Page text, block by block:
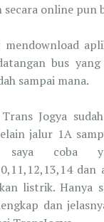
online pun
bus
sampai mana.
Jogya
jalur 1A
saya coba
dan
listrik. Hanya
dan